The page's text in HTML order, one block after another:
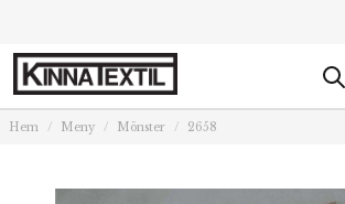
Hem Meny Mönster 2658